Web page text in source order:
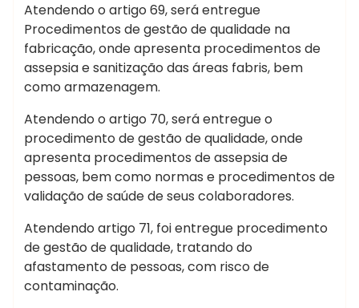
Atendendo o artigo 69, será entregue
Procedimentos de gestão de qualidade na
fabricação, onde apresenta procedimentos de
assepsia e sanitização das áreas fabris, bem
como armazenagem.
Atendendo o artigo 70, será entregue o
procedimento de gestão de qualidade, onde
apresenta procedimentos de assepsia de
pessoas, bem como normas e procedimentos de
validação de saúde de seus colaboradores.
Atendendo artigo 71, foi entregue procedimento
de gestão de qualidade, tratando do
afastamento de pessoas, com risco de
contaminação.